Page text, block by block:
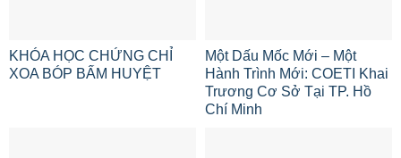
KHÓA HỌC CHỨNG CHỈ
XOA BÓP BẤM HUYỆT
Một Dấu Mốc Mới – Một
Hành Trình Mới: COETI Khai
Trương Cơ Sở Tại TP. Hồ
Chí Minh